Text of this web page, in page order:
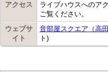
アクセス
ライブハウスへのア
ご覧ください。
ウェブサ
イト
音部屋スクエア（高
ト)